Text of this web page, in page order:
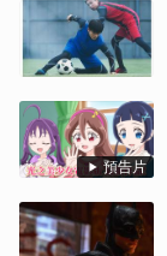
預告片